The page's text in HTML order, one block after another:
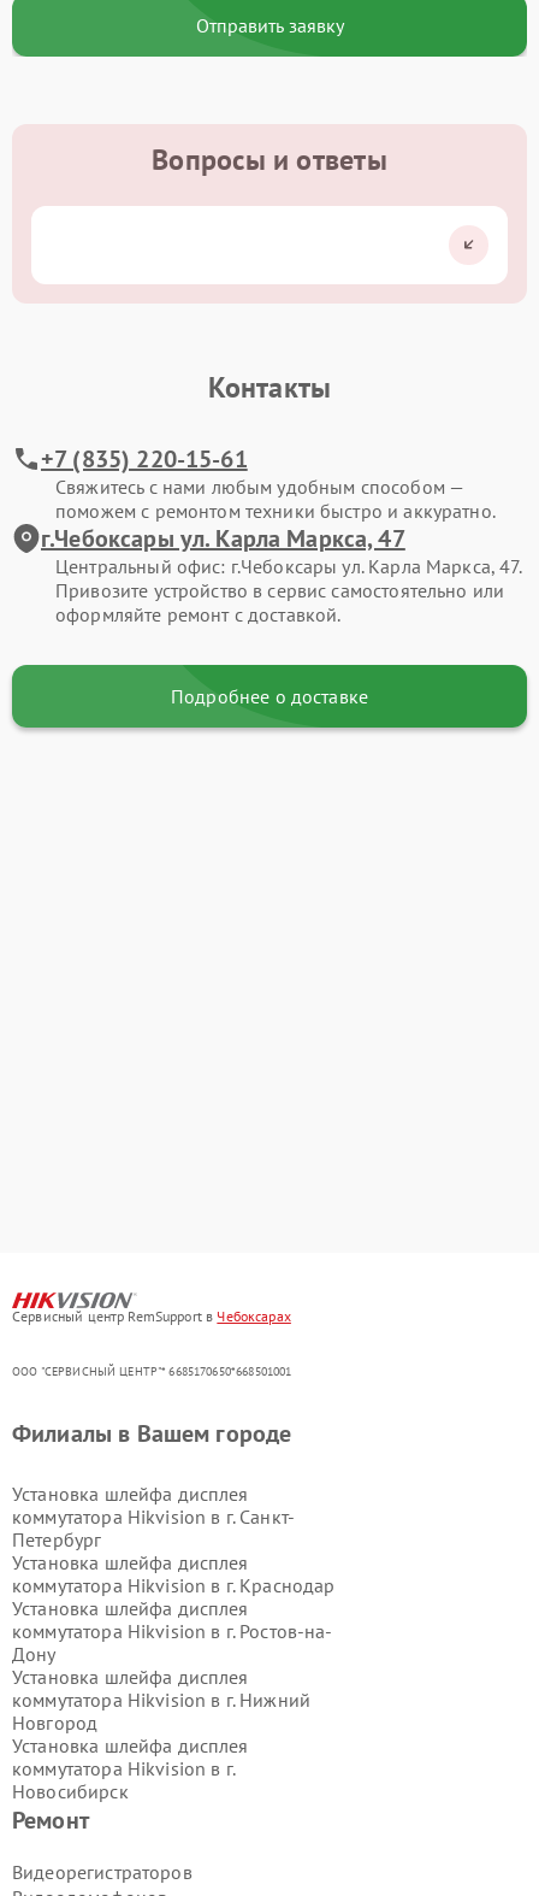
Отправить заявку
Вопросы и ответы
Контакты
+7 (835) 220-15-61
Свяжитесь с нами любым удобным способом —
поможем с ремонтом техники быстро и аккуратно.
г.Чебоксары ул. Карла Маркса, 47
Центральный офис: г.Чебоксары ул. Карла Маркса, 47.
Привозите устройство в сервис самостоятельно или
оформляйте ремонт с доставкой.
Подробнее о доставке
Сервисный центр RemSupport в Чебоксарах
ООО "СЕРВИСНЫЙ ЦЕНТР"* 6685170650*668501001
Ремонт
Видеорегистраторов
Филиалы в Вашем городе
Установка шлейфа дисплея
коммутатора Hikvision в г. Санкт-
Петербург
Установка шлейфа дисплея
коммутатора Hikvision в г. Краснодар
Установка шлейфа дисплея
коммутатора Hikvision в г. Ростов-на-
Дону
Установка шлейфа дисплея
коммутатора Hikvision в г. Нижний
Новгород
Установка шлейфа дисплея
коммутатора Hikvision в г.
Новосибирск
Установка шлейфа дисплея
Екатеринбург
Установка шлейфа дисплея